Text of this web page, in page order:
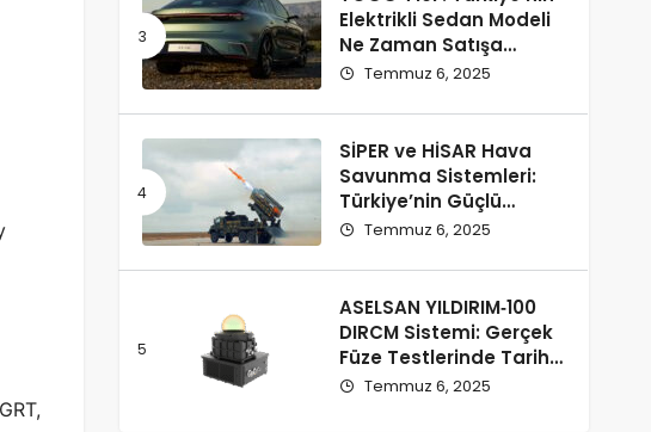
Elektrikli Sedan Modeli
Ne Zaman Satışa
Çıkacak ve Fiyatı Ne
Temmuz 6, 2025
SİPER ve HİSAR Hava
Savunma Sistemleri:
Türkiye’nin Güçlü
Savunma Yatırımları
Temmuz 6, 2025
ASELSAN YILDIRIM‑100
DIRCM Sistemi: Gerçek
Füze Testlerinde Tarihi
Başarı
Temmuz 6, 2025